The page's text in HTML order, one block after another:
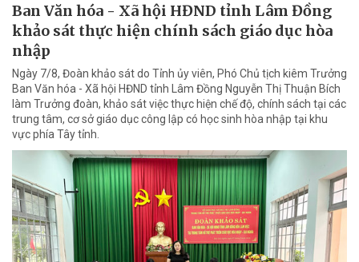
Ban Văn hóa - Xã hội HĐND tỉnh Lâm Đồng
khảo sát thực hiện chính sách giáo dục hòa
nhập
Ngày 7/8, Đoàn khảo sát do Tỉnh ủy viên, Phó Chủ tịch kiêm Trưởng
Ban Văn hóa - Xã hội HĐND tỉnh Lâm Đồng Nguyễn Thị Thuận Bích
làm Trưởng đoàn, khảo sát việc thực hiện chế độ, chính sách tại các
trung tâm, cơ sở giáo dục công lập có học sinh hòa nhập tại khu
vực phía Tây tỉnh.